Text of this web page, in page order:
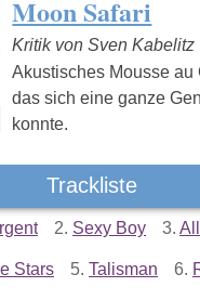
Moon Safari
Kritik von Sven Kabelitz
Akustisches Mousse au
das sich eine ganze
konnte.
Trackliste
2. Sexy Boy 3.
Stars 5. Talisman 6.